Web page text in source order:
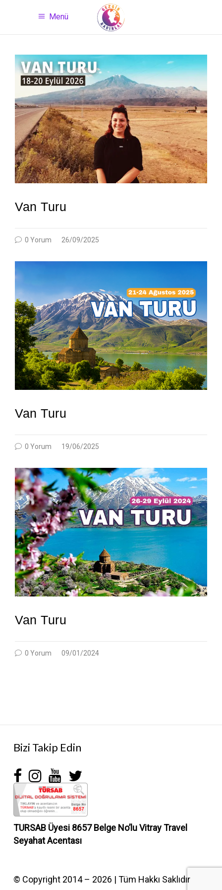
Menü
Van Turu
0 Yorum 26/09/2025
Van Turu
0 Yorum 19/06/2025
Van Turu
0 Yorum 09/01/2024
Bizi Takip Edin
TURSAB Üyesi 8657 Belge No’luVitray Travel
Seyahat Acentası
© Copyright 2014 – 2026 | Tüm Hakkı Saklıdır